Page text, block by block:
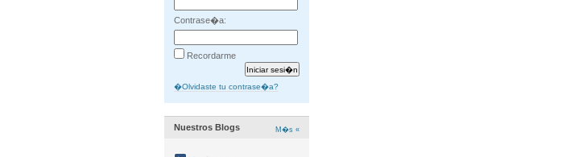
Contrase�a:
Recordarme
�Olvidaste tu contrase�a?
Nuestros Blogs M�s «